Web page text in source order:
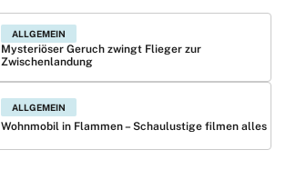
ALLGEMEIN
Mysteriöser Geruch zwingt Flieger zur
Zwischenlandung
ALLGEMEIN
Wohnmobil in Flammen – Schaulustige filmen alles